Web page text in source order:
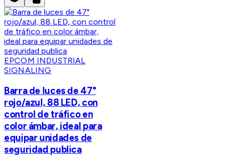
EPCOM INDUSTRIAL
SIGNALING
Barra de luces de 47"
rojo/azul, 88 LED, con
control de tráfico en
color ámbar, ideal para
equipar unidades de
seguridad publica